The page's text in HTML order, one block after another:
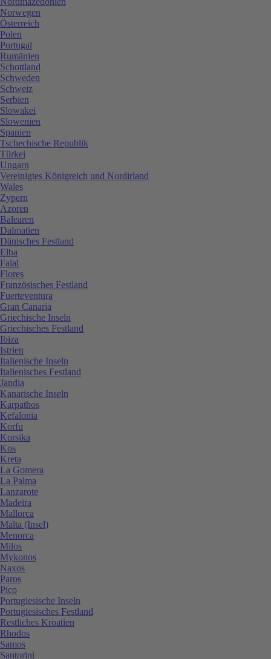
Norwegen
Österreich
Polen
Portugal
Rumänien
Schottland
Schweden
Schweiz
Serbien
Slowakei
Slowenien
Spanien
Tschechische Republik
Türkei
Ungarn
Vereinigtes Königreich und Nordirland
Wales
Zypern
Azoren
Balearen
Dalmatien
Dänisches Festland
Elba
Faial
Flores
Französisches Festland
Fuerteventura
Gran Canaria
Griechische Inseln
Griechisches Festland
Ibiza
Istrien
Italienische Inseln
Italienisches Festland
Jandia
Kanarische Inseln
Karpathos
Kefalonia
Korfu
Korsika
Kos
Kreta
La Gomera
La Palma
Lanzarote
Madeira
Mallorca
Malta (Insel)
Menorca
Milos
Mykonos
Naxos
Paros
Pico
Portugiesische Inseln
Portugiesisches Festland
Restliches Kroatien
Rhodos
Samos
Santorini